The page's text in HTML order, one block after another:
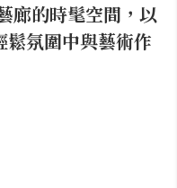
廊的時髦空間，以
鬆氛圍中與藝術作